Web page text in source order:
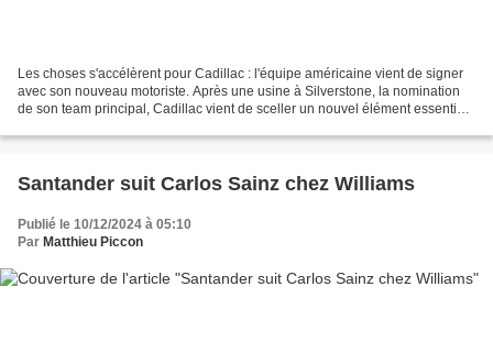
Les choses s'accélèrent pour Cadillac : l'équipe américaine vient de signer
avec son nouveau motoriste. Après une usine à Silverstone, la nomination
de son team principal, Cadillac vient de sceller un nouvel élément essentiel
Santander suit Carlos Sainz chez Williams
Publié le 10/12/2024 à 05:10
Par Matthieu Piccon